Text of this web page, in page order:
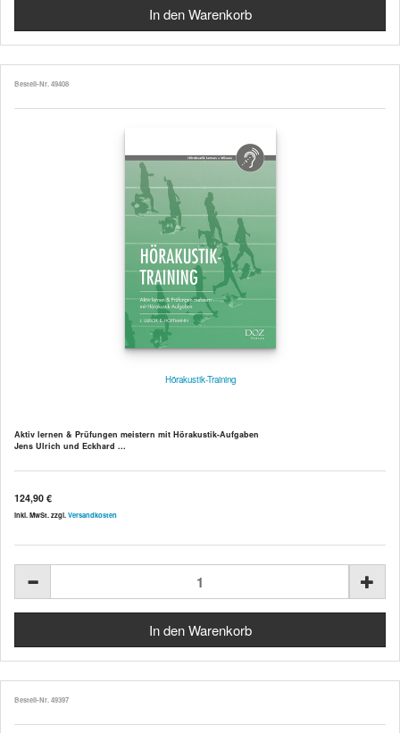
Bestell-Nr. 49408
Hörakustik-Training
Aktiv lernen & Prüfungen meistern mit Hörakustik-Aufgaben
Jens Ulrich und Eckhard ...
124,90 €
inkl. MwSt. zzgl. Versandkosten
Bestell-Nr. 49397